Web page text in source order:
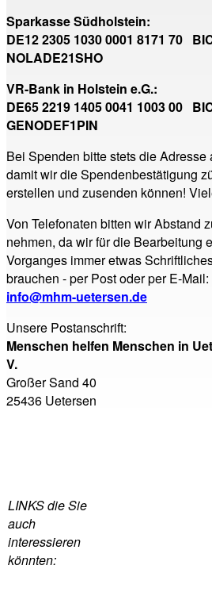
Sparkasse Südholstein:
DE12 2305 1030 0001 8171 70
NOLADE21SHO
VR-Bank in Holstein e.G.:
DE65 2219 1405 0041 1003 00
GENODEF1PIN
Bei Spenden bitte stets die Adresse
damit wir die Spendenbestätigung
erstellen und zusenden können!
Von Telefonaten bitten wir Abstand
nehmen, da wir für die Bearbeitung
Vorganges immer etwas
brauchen - per Post oder per E-Mail:
info@mhm-uetersen.de
Unsere Postanschrift:
Menschen helfen Menschen in
V.
Großer Sand 40
25436 Uetersen
LINKS die Sie
auch
interessieren
könnten: